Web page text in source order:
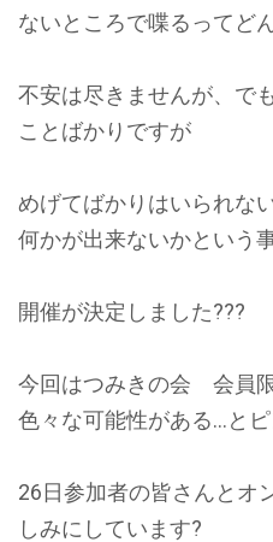
ないところで喋るってど
不安は尽きませんが、で
ことばかりですが
めげてばかりはいられな
何かが出来ないかという
開催が決定しました???
今回はつみきの会 会員
色々な可能性がある…と
26日参加者の皆さんとオ
しみにしています?